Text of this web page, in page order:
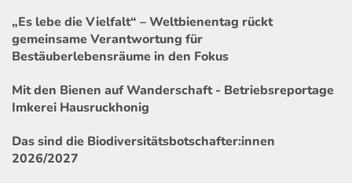
„Es lebe die Vielfalt“ – Weltbienentag rückt
gemeinsame Verantwortung für
Bestäuberlebensräume in den Fokus
Mit den Bienen auf Wanderschaft - Betriebsreportage
Imkerei Hausruckhonig
Das sind die Biodiversitätsbotschafter:innen
2026/2027